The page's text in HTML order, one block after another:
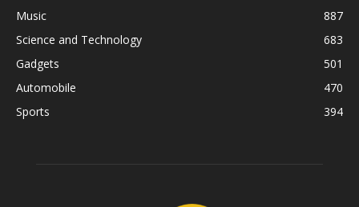
Music
887
Science and Technology
683
Gadgets
501
Automobile
470
Sports
394